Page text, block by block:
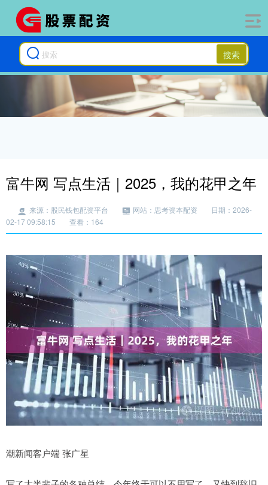
搜索
富牛网 写点生活｜2025，我的花甲之年
来源：股民钱包配资平台 网站：思考资本配资
日期：2026-
02-17 09:58:15
查看：164
潮新闻客户端 张广星